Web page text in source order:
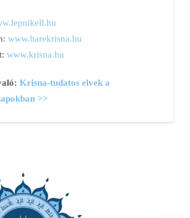
www.harekrisna.hu
www.krisna.hu
Krisna-tudatos elvek a
>>